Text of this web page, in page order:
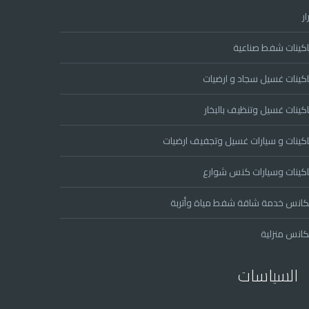
شفط صناعية
غسيل سجاد و ارضيات
غسيل وتنظيف بالبخار
و سيارات غسيل وتجفيف ارضيات
وسيارات كنس شوارع
خدمة شاقة شفط مياة وأتربة
منزلية
السياسات